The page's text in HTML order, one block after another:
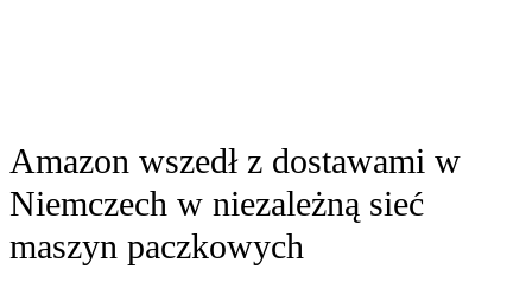
Amazon wszedł z dostawami w
Niemczech w niezależną sieć
maszyn paczkowych